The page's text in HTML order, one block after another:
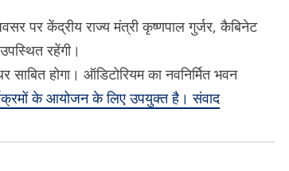
पर केंद्रीय राज्य मंत्री कृष्णपाल गुर्जर, कैबिनेट
रहेंगी।
होगा। ऑडिटोरियम का नवनिर्मित भवन
के आयोजन के लिए उपयुक्त है। संवाद